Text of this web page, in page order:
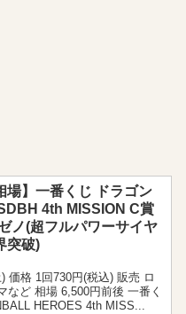
場】一番くじ ドラゴン
4th MISSION C賞
ノ(超フルパワーサイヤ
突破)
価格 1回730円(税込) 販売 ロ
など 相場 6,500円前後 一番く
HEROES 4th MISS...